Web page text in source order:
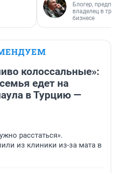
Блогер,
владелец в
бизнесе
колоссальные»:
едет на
в Турцию —
расстаться».
из клиники из-за мата в